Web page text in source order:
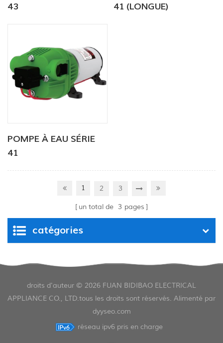
43
41 (LONGUE)
POMPE À EAU SÉRIE
41
1 2 3
un total de 3 pages
catégories
droits d'auteur © 2026 FUAN BIDIBAO ELECTRICAL
APPLIANCE CO., LTD.tous les droits sont réservés. Alimenté par
dyyseo.com
réseau ipv6 pris en charge